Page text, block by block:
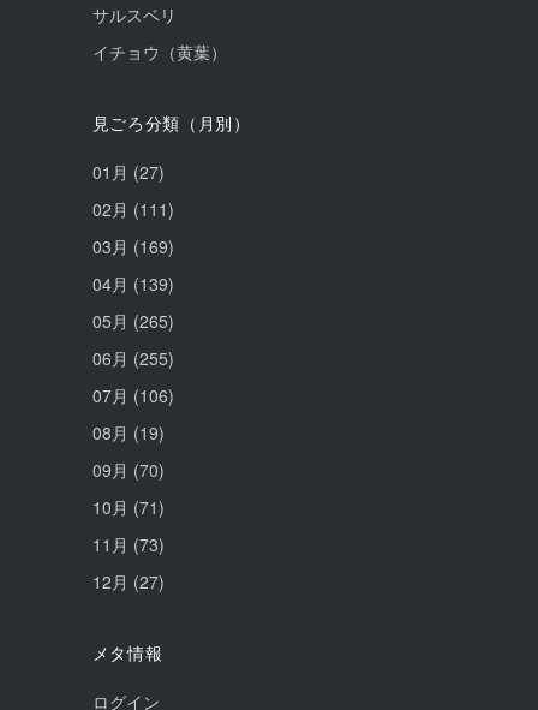
サルスベリ
イチョウ（黄葉）
見ごろ分類（月別）
01月 (27)
02月 (111)
03月 (169)
04月 (139)
05月 (265)
06月 (255)
07月 (106)
08月 (19)
09月 (70)
10月 (71)
11月 (73)
12月 (27)
メタ情報
ログイン